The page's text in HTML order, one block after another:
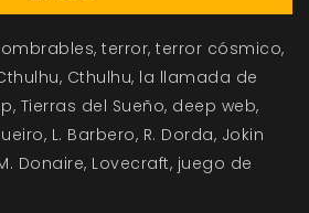
terror terror cósmico
Cthulhu la llamada de
Tierras del Sueño deep web
L. Barbero R. Dorda Jokin
Donaire Lovecraft juego de